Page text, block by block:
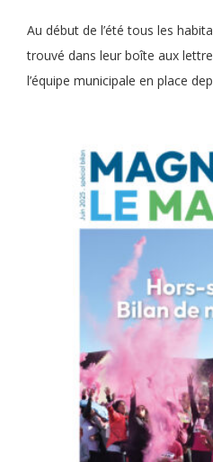
Au début de l’été tous les
trouvé dans leur boîte aux
l’équipe municipale en place